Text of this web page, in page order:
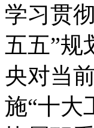
学习贯
五五”规
央对当
施“十大